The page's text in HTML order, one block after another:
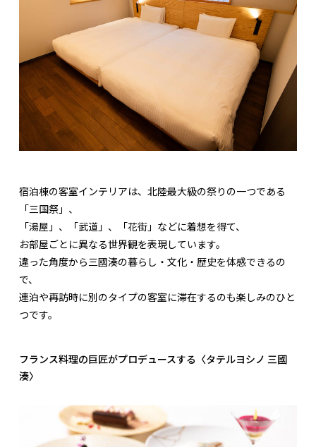
宿泊棟の客室インテリアは、北陸最大級の祭りの一つである
「三国祭」、
「湯屋」、「武道」、「花街」などに着想を得て、
お部屋ごとに異なる世界観を表現しています。
違った角度から三國湊の暮らし・文化・歴史を体感できるの
で、
連泊や再訪時に別のタイプの客室に滞在するのも楽しみのひと
つです。
フランス料理の巨匠がプロデュースする〈タテルヨシノ 三國
湊〉